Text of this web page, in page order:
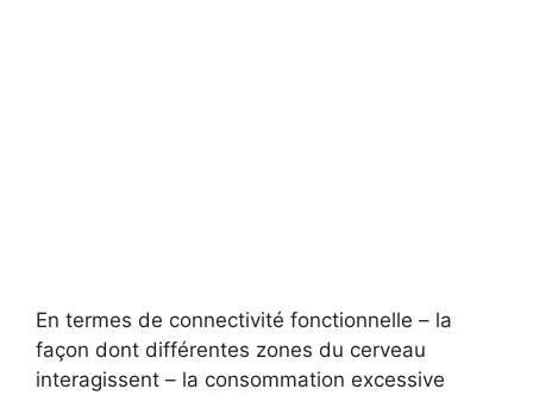
En termes de connectivité fonctionnelle – la
façon dont différentes zones du cerveau
interagissent – ​​la consommation excessive